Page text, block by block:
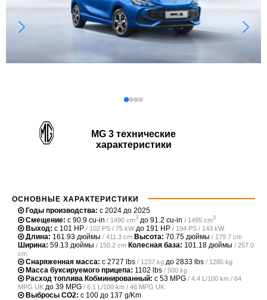
MG 3 технические
характеристики
ОСНОВНЫЕ ХАРАКТЕРИСТИКИ
Годы производства: с 2024 до 2025
Смещение: с 90.9 cu-in / 1490 cm3 до 91.2 cu-in / 1495 cm3
Выход: с 101 HP / 102 PS / 75 kWдо 191 HP / 194 PS / 143 kW
Длина: 161.93 дюймы / 411.3 cm Высота: 70.75 дюймы / 179.7 cm
Ширина: 59.13 дюймы / 150.2 cm Колесная база: 101.18 дюймы / 257.0
cm
Снаряженная масса: с 2727 lbs / 1237 kg до 2833 lbs / 1285 kg
Масса буксируемого прицепа: 1102 lbs / 500 kg
Расход топлива Кобминированный: с 53 MPG / 4.4 L/100 km / 64
MPG UK до 39 MPG / 6.1 L/100 km / 46 MPG UK
Выбросы CO2: с 100 до 137 g/Km